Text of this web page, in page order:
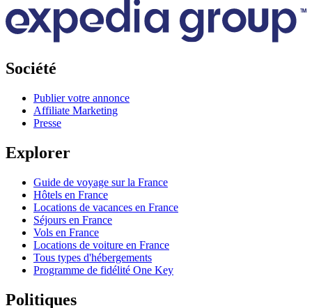
Société
Publier votre annonce
Affiliate Marketing
Presse
Explorer
Guide de voyage sur la France
Hôtels en France
Locations de vacances en France
Séjours en France
Vols en France
Locations de voiture en France
Tous types d'hébergements
Programme de fidélité One Key
Politiques